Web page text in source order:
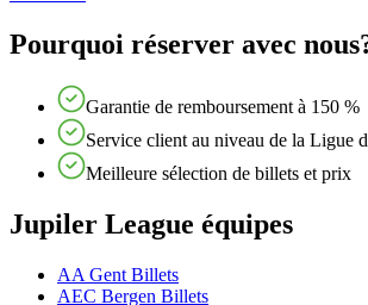
Pourquoi réserver avec
Garantie de remboursement à 150 %
Service client au niveau de la Ligue
Meilleure sélection de billets et prix
Jupiler League équipes
AA Gent Billets
AEC Bergen Billets